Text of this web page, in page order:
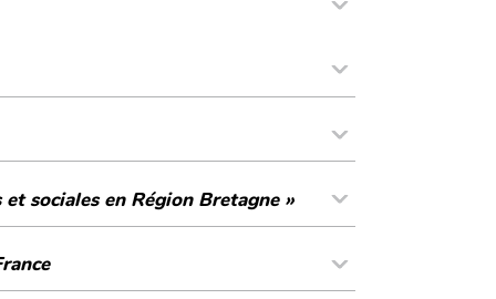
sociales en Région Bretagne »